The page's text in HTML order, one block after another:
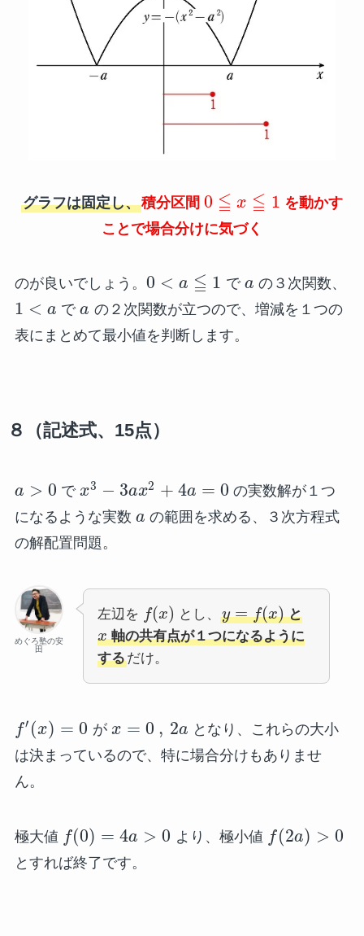
グラフは固定し、積分区間0 ≦ x ≦ 1 を動かす
ことで場合分けに気づく
のが良いでしょう。 0 < a ≦ 1 で a の３次関数、
1 < a でa の２次関数が立つので、増減を１つの
表にまとめて最小値を判断します。
８（記述式、15点）
a > 0 でx3 − 3ax2 + 4a = 0 の実数解が１つ
になるような実数 a の範囲を求める、３次方程式
の解配置問題。
めぐろ塾の安
田
左辺を f(x) とし、y = f(x)と
x軸の共有点が１つになるように
するだけ。
f′ (x) = 0 が x = 0 , 2a となり、これらの大小
は決まっているので、特に場合分けもありませ
ん。
極大値 f(0) = 4a > 0 より、極小値 f(2a) > 0
とすれば終了です。